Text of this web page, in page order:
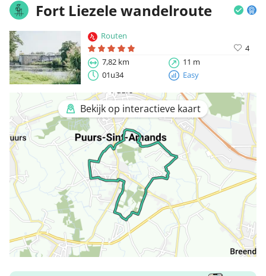
Fort Liezele wandelroute
Routen
4
7,82 km
11 m
01u34
Easy
Bekijk op interactieve kaart